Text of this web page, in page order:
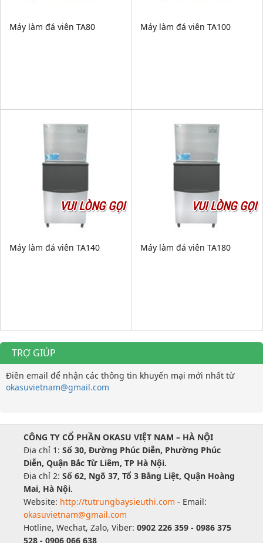
Máy làm đá viên TA80 Máy làm đá viên TA100
VUI LÒNG GỌI
Máy làm đá viên TA140
VUI LÒNG GỌI
Máy làm đá viên TA180
TRỢ GIÚP
Điền email để nhận các thông tin khuyến mại mới nhất từ
okasuvietnam@gmail.com
CÔNG TY CỔ PHẦN OKASU VIỆT NAM – HÀ NỘI
Địa chỉ 1: Số 30, Đường Phúc Diễn, Phường Phúc
Diễn, Quận Bắc Từ Liêm, TP Hà Nội.
Địa chỉ 2: Số 62, Ngõ 37, Tổ 3 Bằng Liệt, Quận Hoàng
Mai, Hà Nội.
Website: http://tutrungbaysieuthi.com - Email:
okasuvietnam@gmail.com
Hotline, Wechat, Zalo, Viber: 0902 226 359 - 0986 375
528 - 0906 066 638